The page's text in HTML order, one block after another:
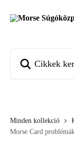
Minden kollekció
Morse Card